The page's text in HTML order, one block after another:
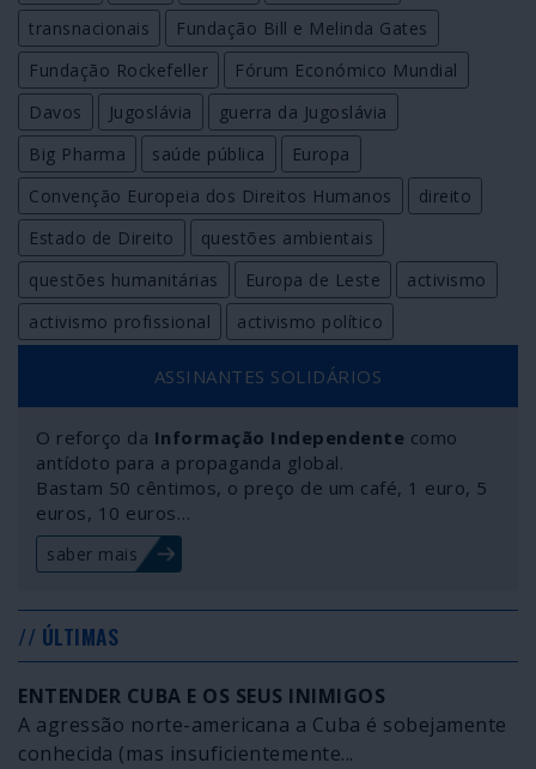
transnacionais
Fundação Bill e Melinda Gates
Fundação Rockefeller
Fórum Económico Mundial
Davos
Jugoslávia
guerra da Jugoslávia
Big Pharma
saúde pública
Europa
Convenção Europeia dos Direitos Humanos
direito
Estado de Direito
questões ambientais
questões humanitárias
Europa de Leste
activismo
activismo profissional
activismo político
ASSINANTES SOLIDÁRIOS
O reforço da Informação Independente como
antídoto para a propaganda global.
Bastam 50 cêntimos, o preço de um café, 1 euro, 5
euros, 10 euros…
saber mais
// ÚLTIMAS
ENTENDER CUBA E OS SEUS INIMIGOS
A agressão norte-americana a Cuba é sobejamente
conhecida (mas insuficientemente...